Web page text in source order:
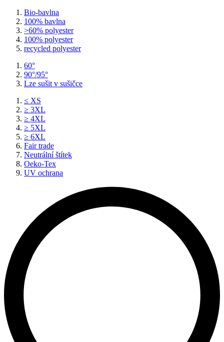
Bio-bavlna
100% bavlna
>60% polyester
100% polyester
recycled polyester
60°
90°/95°
Lze sušit v sušičce
≤ XS
≥ 3XL
≥ 4XL
≥ 5XL
≥ 6XL
Fair trade
Neutrální štítek
Oeko-Tex
UV ochrana